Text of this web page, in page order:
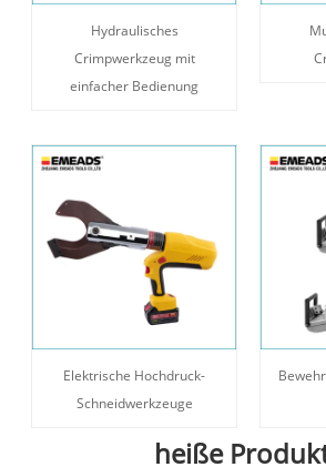
Hydraulisches
Crimpwerkzeug mit
einfacher Bedienung
Elektrische Hochdruck-
Schneidwerkzeuge
heiße